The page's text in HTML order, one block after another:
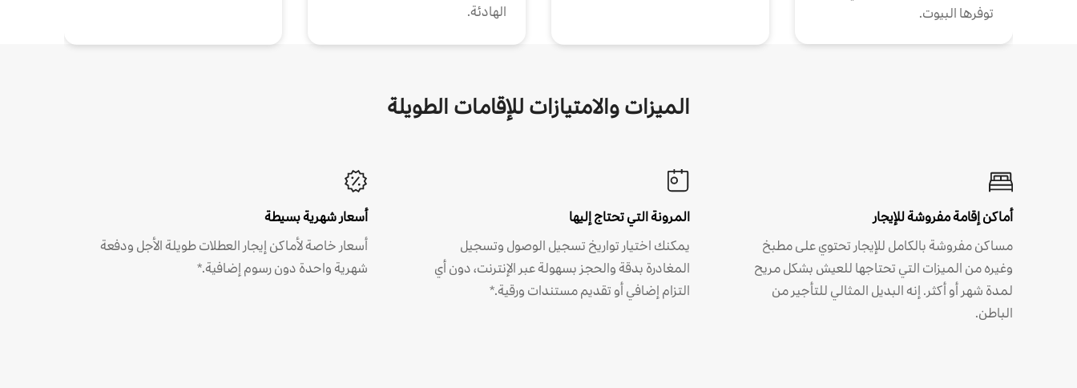
توفرها البيوت.
الهادئة.
الميزات والامتيازات للإقامات الطويلة
أماكن إقامة مفروشة للإيجار
مساكن مفروشة بالكامل للإيجار تحتوي على مطبخ
وغيره من الميزات التي تحتاجها للعيش بشكل مريح
لمدة شهر أو أكثر. إنه البديل المثالي للتأجير من
الباطن.
المرونة التي تحتاج إليها
يمكنك اختيار تواريخ تسجيل الوصول وتسجيل
المغادرة بدقة والحجز بسهولة عبر الإنترنت، دون أي
التزام إضافي أو تقديم مستندات ورقية.*
أسعار شهرية بسيطة
أسعار خاصة لأماكن إيجار العطلات طويلة الأجل ودفعة
شهرية واحدة دون رسوم إضافية.*